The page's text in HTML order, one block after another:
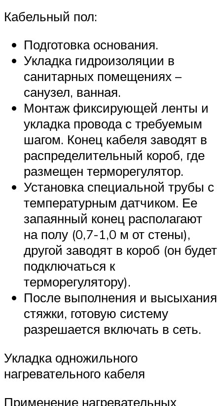
Кабельный пол:
Подготовка основания.
Укладка гидроизоляции в
санитарных помещениях –
санузел, ванная.
Монтаж фиксирующей ленты и
укладка провода с требуемым
шагом. Конец кабеля заводят в
распределительный короб, где
размещен терморегулятор.
Установка специальной трубы с
температурным датчиком. Ее
запаянный конец располагают
на полу (0,7-1,0 м от стены),
другой заводят в короб (он будет
подключаться к
терморегулятору).
После выполнения и высыхания
стяжки, готовую систему
разрешается включать в сеть.
Укладка одножильного
нагревательного кабеля
Применение нагревательных